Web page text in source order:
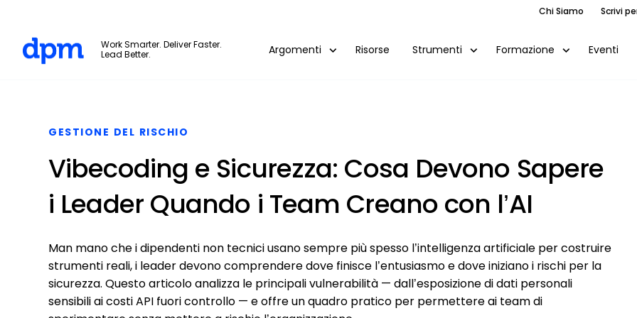
Chi Siamo Scrivi
Work Smarter. Deliver Faster.
Lead Better.
Argomenti Risorse Strumenti Formazione Eventi
GESTIONE DEL RISCHIO
Vibecoding e Sicurezza: Cosa Devono Sapere
i Leader Quando i Team Creano con l’AI
Man mano che i dipendenti non tecnici usano sempre più spesso l’intelligenza artificiale per costruire
strumenti reali, i leader devono comprendere dove finisce l’entusiasmo e dove iniziano i rischi per la
sicurezza. Questo articolo analizza le principali vulnerabilità — dall’esposizione di dati personali
sensibili ai costi API fuori controllo — e offre un quadro pratico per permettere ai team di